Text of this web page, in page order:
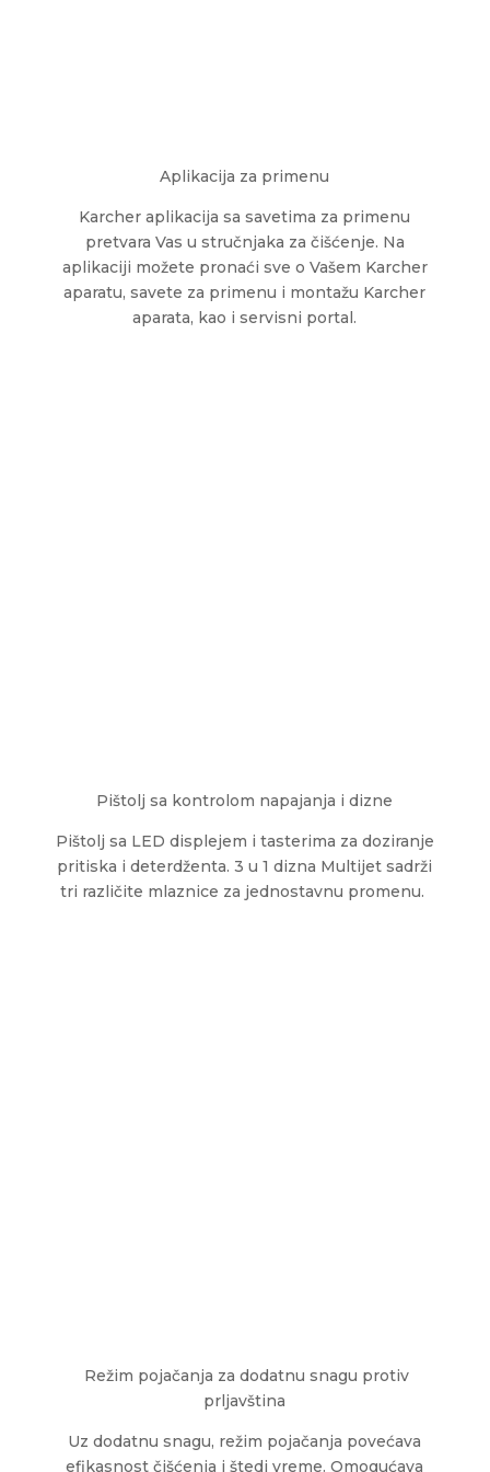
Aplikacija za primenu
Karcher aplikacija sa savetima za primenu
pretvara Vas u stručnjaka za čišćenje. Na
aplikaciji možete pronaći sve o Vašem Karcher
aparatu, savete za primenu i montažu Karcher
aparata, kao i servisni portal.
Pištolj sa kontrolom napajanja i dizne
Pištolj sa LED displejem i tasterima za doziranje
pritiska i deterdženta. 3 u 1 dizna Multijet sadrži
tri različite mlaznice za jednostavnu promenu.
Režim pojačanja za dodatnu snagu protiv
prljavština
Uz dodatnu snagu, režim pojačanja povećava
efikasnost čišćenja i štedi vreme. Omogućava